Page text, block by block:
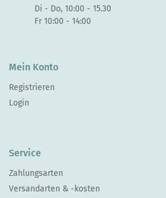
Di - Do, 10:00 - 15.30
Fr 10:00 - 14:00
Mein Konto
Registrieren
Login
Service
Zahlungsarten
Versandarten & -kosten